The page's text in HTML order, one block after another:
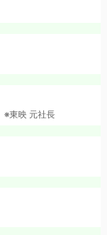
※東映 元社長